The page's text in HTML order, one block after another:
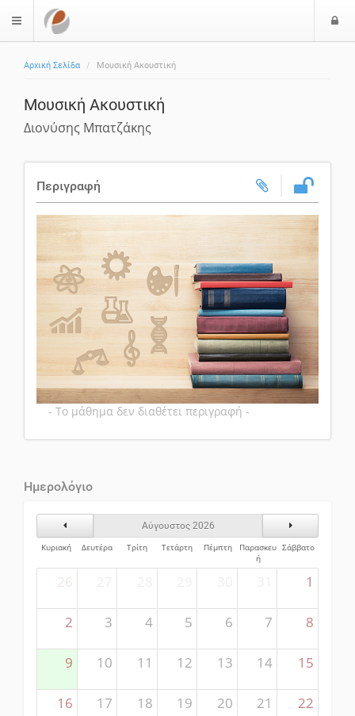
$langMenu
Αρχική Σελίδα Μουσική Ακουστική
Μουσική Ακουστική
Διονύσης Μπατζάκης
Περιγραφή
- Το μάθημα δεν διαθέτει περιγραφή -
Ημερολόγιο
Προηγούμενος ΜήναςΑύγουστος 2026
Επόμενος
Κυριακή
Δευτέρα Τρίτη Τετάρτη Πέμπτη
Παρασκευ
ή
Σάββατο
26 1
2 3 4 5 6 7 8
9 10 11 12 13 14 15
16 17 18 19 20 21 22